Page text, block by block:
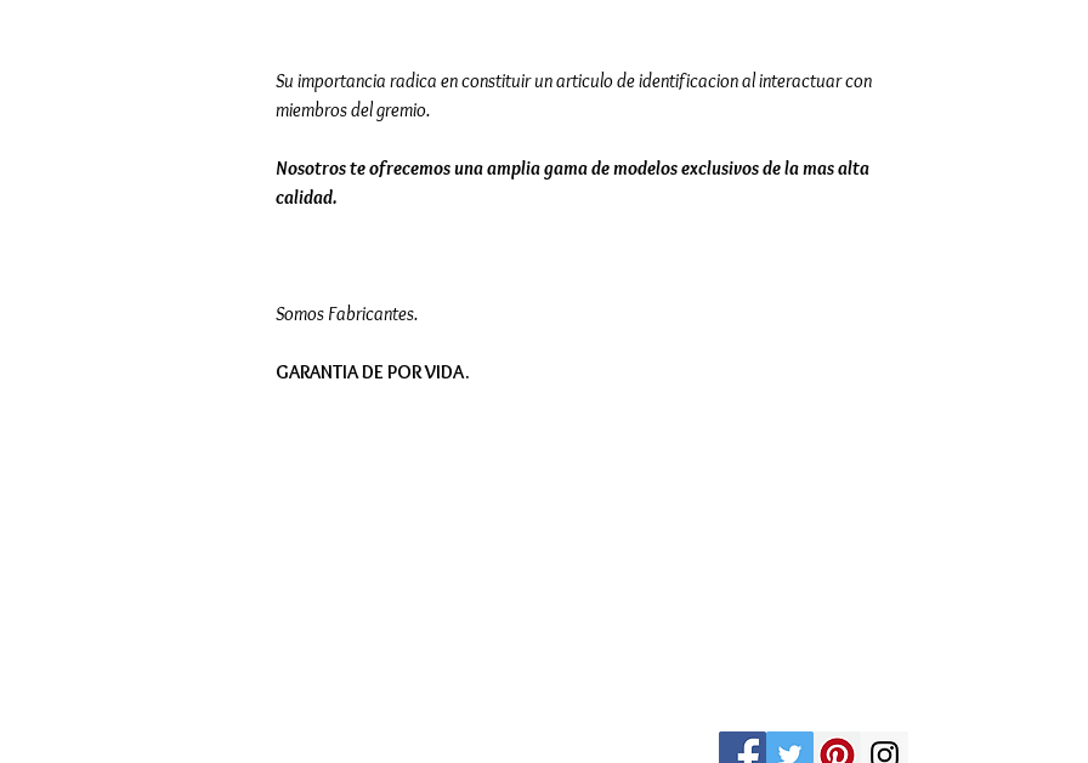
Su importancia radica en constituir un articulo de identificacion al interactuar con
miembros del gremio.
Nosotros te ofrecemos una amplia gama de modelos exclusivos de la mas alta
calidad.
Somos Fabricantes.
GARANTIA DE POR VIDA.